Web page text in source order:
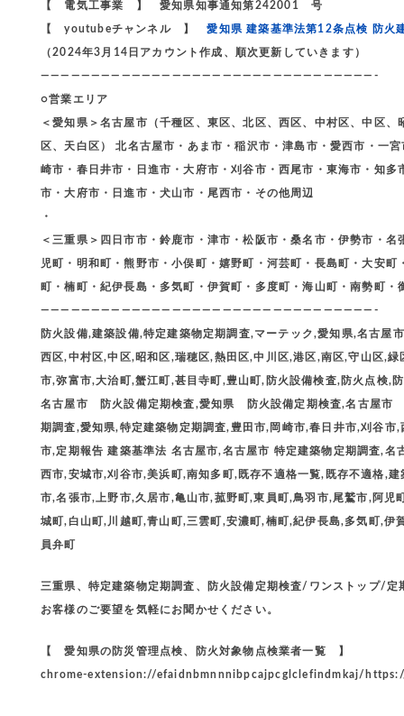
【 電気工事業 】 愛知県知事通知第242001 号
【 youtubeチャンネル 】愛知県 建築基準法第12条点検 防火
（2024年3月14日アカウント作成、順次更新していきます）
—————————————————————————————————-
○営業エリア
＜愛知県＞名古屋市（千種区、東区、北区、西区、中村区、中区
区、天白区） 北名古屋市・あま市・稲沢市・津島市・愛西市・一
崎市・春日井市・日進市・大府市・刈谷市・西尾市・東海市・知
市・大府市・日進市・犬山市・尾西市・その他周辺
・
＜三重県＞四日市市・鈴鹿市・津市・松阪市・桑名市・伊勢市・
児町・明和町・熊野市・小俣町・嬉野町・河芸町・長島町・大安
町・楠町・紀伊長島・多気町・伊賀町・多度町・海山町・南勢町
—————————————————————————————————-
防火設備,建築設備,特定建築物定期調査,マーテック,愛知県,名古
西区,中村区,中区,昭和区,瑞穂区,熱田区,中川区,港区,南区,守山区,
市,弥富市,大治町,蟹江町,甚目寺町,豊山町,防火設備検査,防火点検,
名古屋市 防火設備定期検査,愛知県 防火設備定期検査,名古屋
期調査,愛知県,特定建築物定期調査,豊田市,岡崎市,春日井市,刈谷
市,定期報告 建築基準法 名古屋市,名古屋市 特定建築物定期調査,
西市,安城市,刈谷市,美浜町,南知多町,既存不適格一覧,既存不適格,
市,名張市,上野市,久居市,亀山市,菰野町,東員町,鳥羽市,尾鷲市,阿
城町,白山町,川越町,青山町,三雲町,安濃町,楠町,紀伊長島,多気町,
員弁町
三重県、特定建築物定期調査、防火設備定期検査/ワンストッ
お客様のご要望を気軽にお聞かせください。
【 愛知県の防災管理点検、防火対象物点検業者一覧 】
chrome-extension://efaidnbmnnnibpcajpcglclefindmkaj/